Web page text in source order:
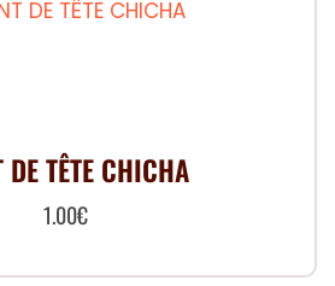
DE TÊTE CHICHA
1.00€